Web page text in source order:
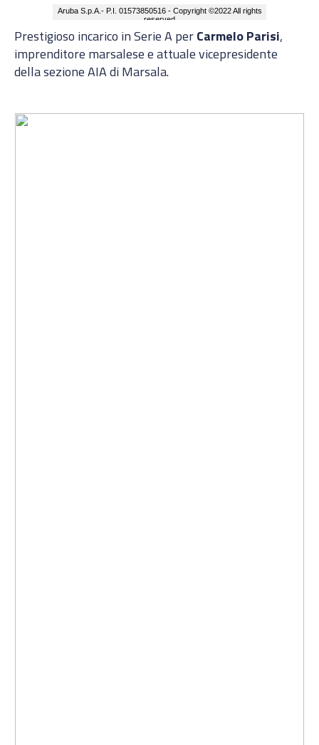
Prestigioso incarico in Serie A perCarmelo Parisi,
imprenditore marsalese e attuale vicepresidente
della sezione AIA di Marsala.